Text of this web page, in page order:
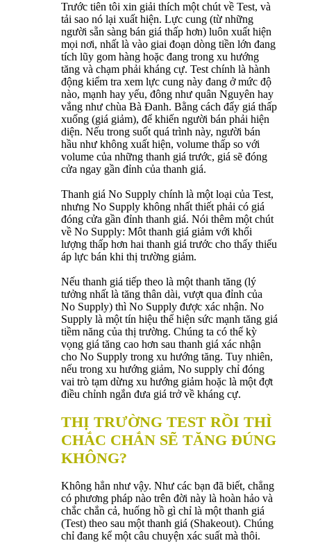
Trước tiên tôi xin giải thích một chút về Test, và
tải sao nó lại xuất hiện. Lực cung (từ những
người sẵn sàng bán giá thấp hơn) luôn xuất hiện
mọi nơi, nhất là vào giai đoạn dòng tiền lớn đang
tích lũy gom hàng hoặc đang trong xu hướng
tăng và chạm phải kháng cự. Test chính là hành
động kiểm tra xem lực cung này đang ở mức độ
nào, mạnh hay yếu, đông như quân Nguyên hay
vắng như chùa Bà Đanh. Bằng cách đẩy giá thấp
xuống (giá giảm), để khiến người bán phải hiện
diện. Nếu trong suốt quá trình này, người bán
hầu như không xuất hiện, volume thấp so với
volume của những thanh giá trước, giá sẽ đóng
cửa ngay gần đỉnh của thanh giá.
Thanh giá No Supply chính là một loại của Test,
nhưng No Supply không nhất thiết phải có giá
đóng cửa gần đỉnh thanh giá. Nói thêm một chút
về No Supply: Môt thanh giá giảm với khối
lượng thấp hơn hai thanh giá trước cho thấy thiếu
áp lực bán khi thị trường giảm.
Nếu thanh giá tiếp theo là một thanh tăng (lý
tưởng nhất là tăng thân dài, vượt qua đỉnh của
No Supply) thì No Supply được xác nhận. No
Supply là một tín hiệu thể hiện sức mạnh tăng giá
tiềm năng của thị trường. Chúng ta có thể kỳ
vọng giá tăng cao hơn sau thanh giá xác nhận
cho No Supply trong xu hướng tăng. Tuy nhiên,
nếu trong xu hướng giảm, No supply chỉ đóng
vai trò tạm dừng xu hướng giảm hoặc là một đợt
điều chỉnh ngắn đưa giá trở về kháng cự.
THỊ TRƯỜNG TEST RỒI THÌ
CHẮC CHẮN SẼ TĂNG ĐÚNG
KHÔNG?
Không hẳn như vậy. Như các bạn đã biết, chẳng
có phương pháp nào trên đời này là hoàn hảo và
chắc chắn cả, huống hồ gì chỉ là một thanh giá
(Test) theo sau một thanh giá (Shakeout). Chúng
chỉ đang kể một câu chuyện xác suất mà thôi.